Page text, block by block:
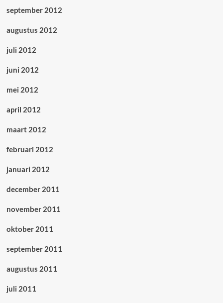
september 2012
augustus 2012
juli 2012
juni 2012
mei 2012
april 2012
maart 2012
februari 2012
januari 2012
december 2011
november 2011
oktober 2011
september 2011
augustus 2011
juli 2011